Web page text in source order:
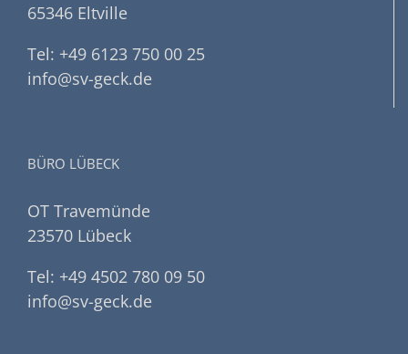
65346 Eltville
Tel: +49 6123 750 00 25
info@sv-geck.de
BÜRO LÜBECK
OT Travemünde
23570 Lübeck
Tel: +49 4502 780 09 50
info@sv-geck.de